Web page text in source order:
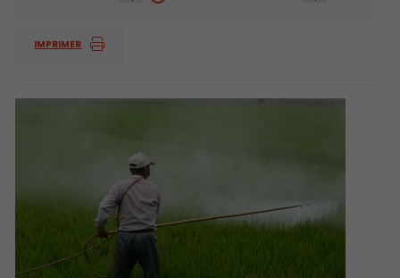
IMPRIMER